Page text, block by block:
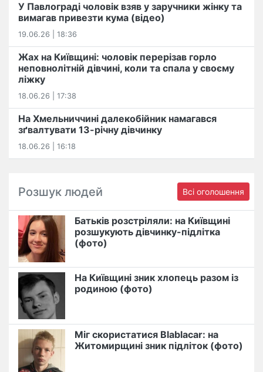
У Павлограді чоловік взяв у заручники жінку та
вимагав привезти кума (відео)
19.06.26 | 18:36
Жах на Київщині: чоловік перерізав горло
неповнолітній дівчині, коли та спала у своєму
ліжку
18.06.26 | 17:38
На Хмельниччині далекобійник намагався
зґвалтувати 13-річну дівчинку
18.06.26 | 16:18
Розшук людей Всі оголошення
Батьків розстріляли: на Київщині
розшукують дівчинку-підлітка
(фото)
На Київщині зник хлопець разом із
родиною (фото)
Міг скористатися Blablacar: на
Житомирщині зник підліток (фото)